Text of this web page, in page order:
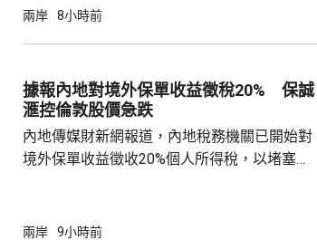
洋預報台發布海浪橙色警報，預料未來一日東
今日下午6時起，對經過台灣海峽南口北上的
船舶實施交通管制，呼籲船舶選擇安全水域避
風，保障海上安全。
兩岸 8小時前
據報內地對境外保單收益徵稅20% 保誠
滙控倫敦股價急跌
內地傳媒財新網報道，內地稅務機關已開始對
境外保單收益徵收20%個人所得稅，以堵塞以
象包括分紅收益和預繳保費利息收益。報道引
兩岸 9小時前